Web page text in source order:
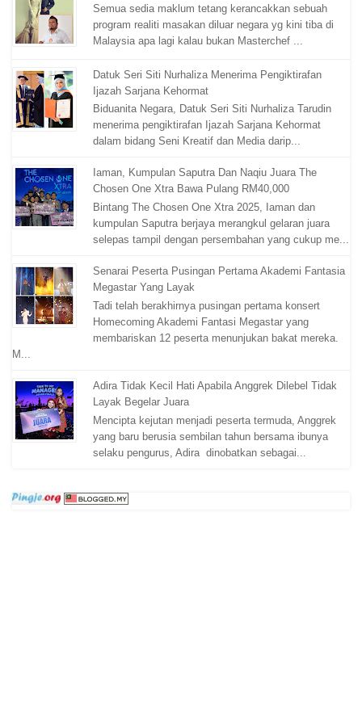
Semua sedia maklum tetang kerancakkan sebuah
program realiti masakan diluar negara yg kini tiba di
Malaysia apa lagi kalau bukan Masterchef ...
Datuk Seri Siti Nurhaliza Menerima Pengiktirafan
Ijazah Sarjana Kehormat
Biduanita Negara, Datuk Seri Siti Nurhaliza Tarudin
menerima pengiktirafan Ijazah Sarjana Kehormat
dalam bidang Seni Kreatif dan Media darip...
Iaman, Kumpulan Saputra Dan Naqiu Juara The
Chosen One Xtra Bawa Pulang RM40,000
Bintang The Chosen One Xtra 2025, Iaman dan
kumpulan Saputra berjaya merangkul gelaran juara
selepas tampil dengan persembahan yang cukup me...
Senarai Peserta Pusingan Pertama Akademi Fantasia
Megastar Yang Layak
Tadi telah berakhirnya pusingan pertama konsert
Homecoming Akademi Fantasi Megastar yang
membariskan 12 peserta menunjukan bakat mereka.
M...
Adira Tidak Kecil Hati Apabila Anggrek Dilebel Tidak
Layak Begelar Juara
Mencipta kejutan menjadi peserta termuda, Anggrek
yang baru berusia sembilan tahun bersama ibunya
selaku pengurus, Adira dinobatkan sebagai...